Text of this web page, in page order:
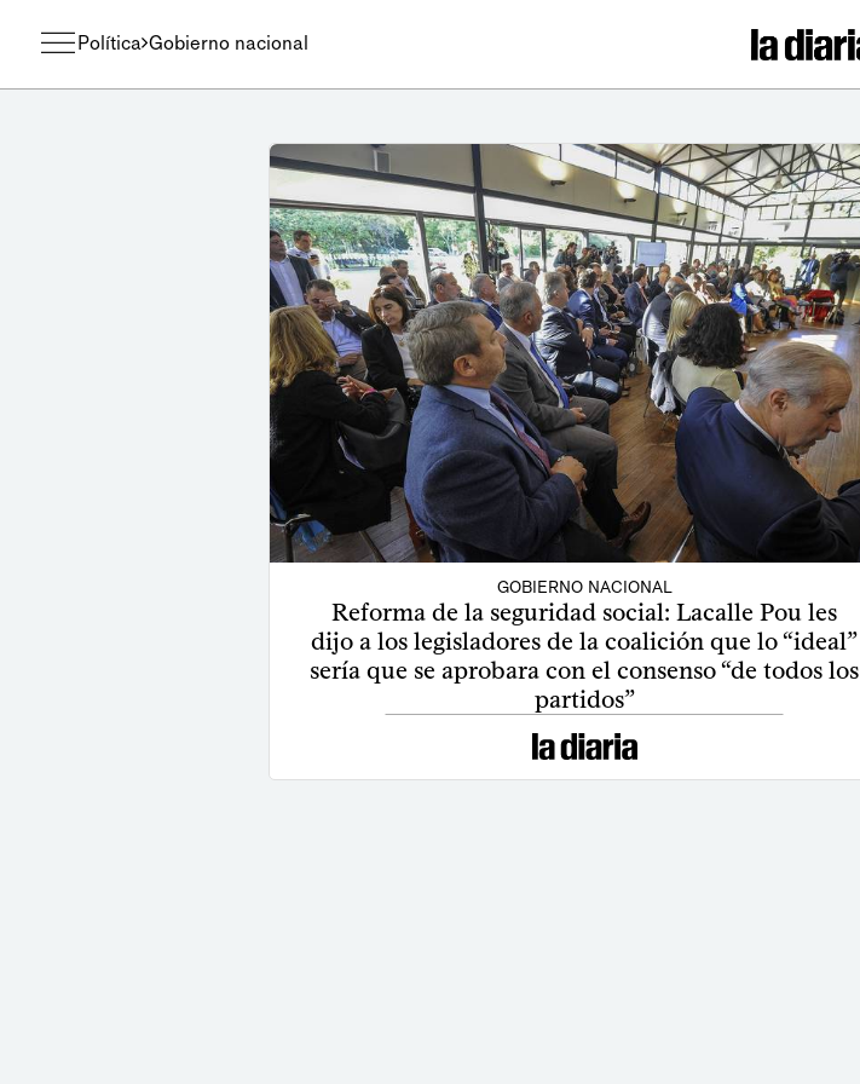
Política Gobierno nacional
GOBIERNO NACIONAL
Reforma de la seguridad social: Lacalle Pou les
dijo a los legisladores de la coalición que lo “ideal”
sería que se aprobara con el consenso “de todos los
partidos”